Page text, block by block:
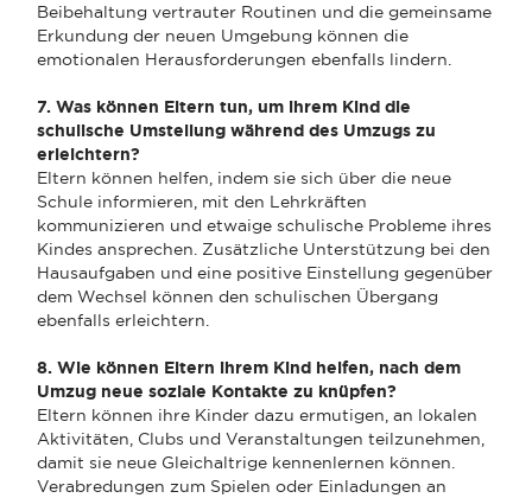
Beibehaltung vertrauter Routinen und die gemeinsame
Erkundung der neuen Umgebung können die
emotionalen Herausforderungen ebenfalls lindern.
7. Was können Eltern tun, um ihrem Kind die
schulische Umstellung während des Umzugs zu
erleichtern?
Eltern können helfen, indem sie sich über die neue
Schule informieren, mit den Lehrkräften
kommunizieren und etwaige schulische Probleme ihres
Kindes ansprechen. Zusätzliche Unterstützung bei den
Hausaufgaben und eine positive Einstellung gegenüber
dem Wechsel können den schulischen Übergang
ebenfalls erleichtern.
8. Wie können Eltern ihrem Kind helfen, nach dem
Umzug neue soziale Kontakte zu knüpfen?
Eltern können ihre Kinder dazu ermutigen, an lokalen
Aktivitäten, Clubs und Veranstaltungen teilzunehmen,
damit sie neue Gleichaltrige kennenlernen können.
Verabredungen zum Spielen oder Einladungen an